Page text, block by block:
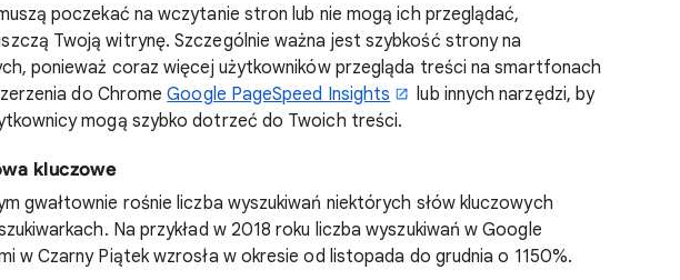
poczekać na wczytanie stron lub nie mogą ich przeglądać,
Twoją witrynę. Szczególnie ważna jest szybkość strony na
ponieważ coraz więcej użytkowników przegląda treści na smartfonach
do ChromeGoogle PageSpeed Insights
lub innych narzędzi, by
mogą szybko dotrzeć do Twoich treści.
kluczowe
gwałtownie rośnie liczba wyszukiwań niektórych słów kluczowych
Na przykład w 2018 roku liczba wyszukiwań w Google
w Czarny Piątek wzrosła w okresie od listopada do grudnia o 1150%.